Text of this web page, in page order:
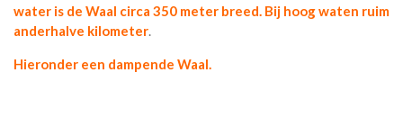
water is de Waal circa 350 meter breed. Bij hoog waten ruim
anderhalve kilometer.
Hieronder een dampende Waal.